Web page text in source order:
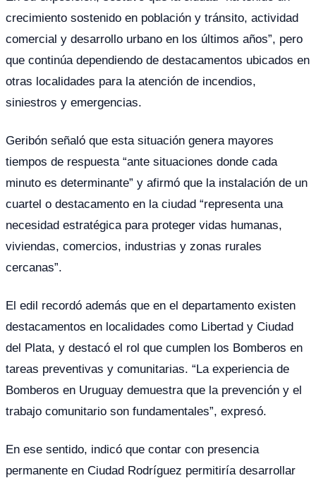
crecimiento sostenido en población y tránsito, actividad
comercial y desarrollo urbano en los últimos años”, pero
que continúa dependiendo de destacamentos ubicados en
otras localidades para la atención de incendios,
siniestros y emergencias.
Geribón señaló que esta situación genera mayores
tiempos de respuesta “ante situaciones donde cada
minuto es determinante” y afirmó que la instalación de un
cuartel o destacamento en la ciudad “representa una
necesidad estratégica para proteger vidas humanas,
viviendas, comercios, industrias y zonas rurales
cercanas”.
El edil recordó además que en el departamento existen
destacamentos en localidades como Libertad y Ciudad
del Plata, y destacó el rol que cumplen los Bomberos en
tareas preventivas y comunitarias. “La experiencia de
Bomberos en Uruguay demuestra que la prevención y el
trabajo comunitario son fundamentales”, expresó.
En ese sentido, indicó que contar con presencia
permanente en Ciudad Rodríguez permitiría desarrollar